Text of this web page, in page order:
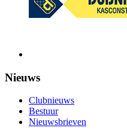
Nieuws
Clubnieuws
Bestuur
Nieuwsbrieven